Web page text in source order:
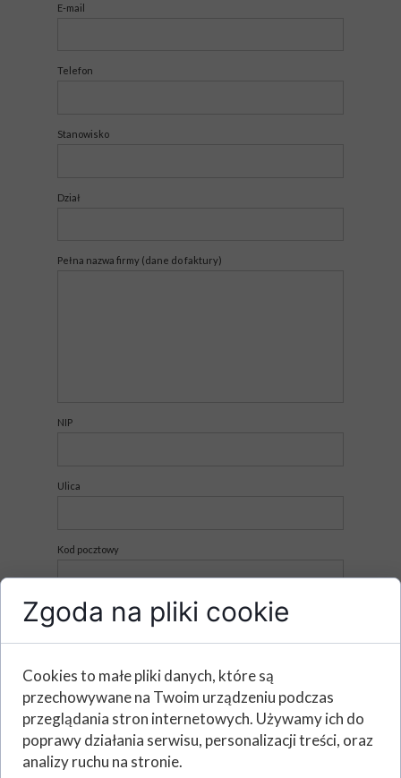
E-mail
Telefon
Stanowisko
Dział
Pełna nazwa firmy (dane do faktury)
NIP
Ulica
Kod pocztowy
Miejscowość
Imię i nazwisko (Osoba zgłaszająca)
E - mail
Zgoda na pliki cookie
Cookies to małe pliki danych, które są
przechowywane na Twoim urządzeniu podczas
przeglądania stron internetowych. Używamy ich do
poprawy działania serwisu, personalizacji treści, oraz
analizy ruchu na stronie.